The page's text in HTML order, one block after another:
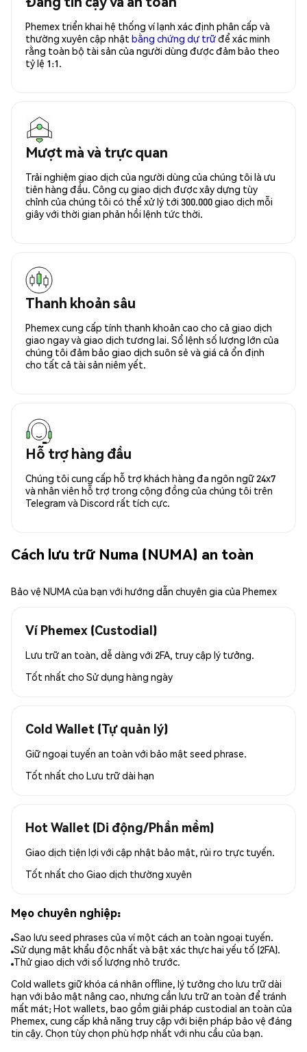
Phemex triển khai hệ thống ví lạnh xác định phân cấp và
thường xuyên cập nhật bằng chứng dự trữđể xác minh
rằng toàn bộ tài sản của người dùng được đảm bảo theo
tỷ lệ 1:1.
Mượt mà và trực quan
Trải nghiệm giao dịch của người dùng của chúng tôi là ưu
tiên hàng đầu. Công cụ giao dịch được xây dựng tùy
chỉnh của chúng tôi có thể xử lý tới 300.000 giao dịch mỗi
giây với thời gian phản hồi lệnh tức thời.
Thanh khoản sâu
Phemex cung cấp tính thanh khoản cao cho cả giao dịch
giao ngay và giao dịch tương lai. Sổ lệnh số lượng lớn của
chúng tôi đảm bảo giao dịch suôn sẻ và giá cả ổn định
cho tất cả tài sản niêm yết.
Hỗ trợ hàng đầu
Chúng tôi cung cấp hỗ trợ khách hàng đa ngôn ngữ 24x7
và nhân viên hỗ trợ trong cộng đồng của chúng tôi trên
Telegram và Discord rất tích cực.
Cách lưu trữ Numa (NUMA) an toàn
Bảo vệ NUMA của bạn với hướng dẫn chuyên gia của Phemex
Ví Phemex (Custodial)
Lưu trữ an toàn, dễ dàng với 2FA, truy cập lý tưởng.
Tốt nhất cho Sử dụng hàng ngày
Cold Wallet (Tự quản lý)
Giữ ngoại tuyến an toàn với bảo mật seed phrase.
Tốt nhất cho Lưu trữ dài hạn
Hot Wallet (Di động/Phần mềm)
Giao dịch tiện lợi với cập nhật bảo mật, rủi ro trực tuyến.
Tốt nhất cho Giao dịch thường xuyên
Mẹo chuyên nghiệp:
Sao lưu seed phrases của ví một cách an toàn ngoại tuyến.
Sử dụng mật khẩu độc nhất và bật xác thực hai yếu tố (2FA).
Thử giao dịch với số lượng nhỏ trước.
Cold wallets giữ khóa cá nhân offline, lý tưởng cho lưu trữ dài
hạn với bảo mật nâng cao, nhưng cần lưu trữ an toàn để tránh
mất mát; Hot wallets, bao gồm giải pháp custodial an toàn của
Phemex, cung cấp khả năng truy cập với biện pháp bảo vệ đáng
tin cậy. Chọn tùy chọn phù hợp nhất với nhu cầu của bạn.